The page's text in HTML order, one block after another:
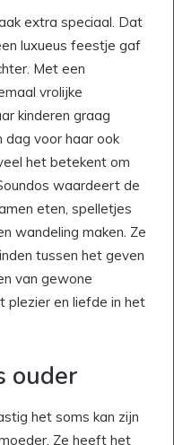
extra speciaal. Dat
luxueus feestje gaf
Met een
vrolijke
kinderen graag
dag voor haar ook
het betekent om
waardeert de
eten, spelletjes
wandeling maken. Ze
tussen het geven
van gewone
plezier en liefde in het
ouder
het soms kan zijn
Ze heeft het